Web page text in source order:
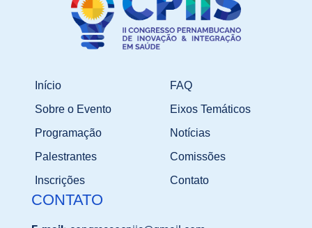
Início
Sobre o Evento
Programação
Palestrantes
Inscrições
FAQ
Eixos Temáticos
Notícias
Comissões
Contato
CONTATO